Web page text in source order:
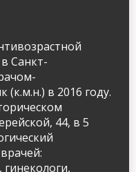
Санкт-
(к.м.н.) в 2016 году.
44, в 5